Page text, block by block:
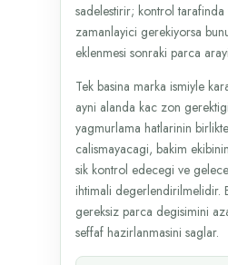
sadelestirir; kontrol tarafinda
zamanlayici gerekiyorsa
eklenmesi sonraki parca
Tek basina marka ismiyle
ayni alanda kac zon
yagmurlama hatlarinin
calismayacagi, bakim
sik kontrol edecegi ve
ihtimali degerlendirilmelidir.
gereksiz parca degisimini
seffaf hazirlanmasini saglar.